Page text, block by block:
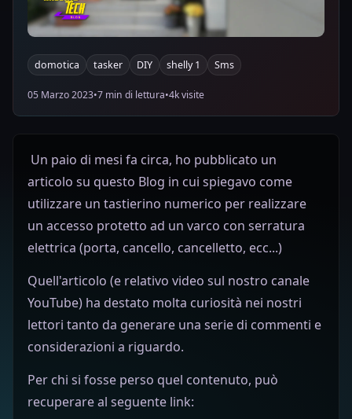
domotica tasker DIY shelly 1 Sms
05 Marzo 2023•7 min di lettura•4k visite
Un paio di mesi fa circa, ho pubblicato un
articolo su questo Blog in cui spiegavo come
utilizzare un tastierino numerico per realizzare
un accesso protetto ad un varco con serratura
elettrica (porta, cancello, cancelletto, ecc...)
Quell'articolo (e relativo video sul nostro canale
YouTube) ha destato molta curiosità nei nostri
lettori tanto da generare una serie di commenti e
considerazioni a riguardo.
Per chi si fosse perso quel contenuto, può
recuperare al seguente link: